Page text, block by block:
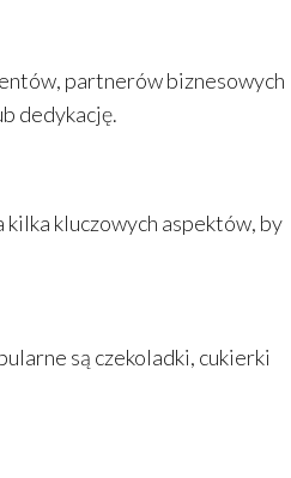
partnerów biznesowych
dedykację.
kilka kluczowych aspektów, by
są czekoladki, cukierki